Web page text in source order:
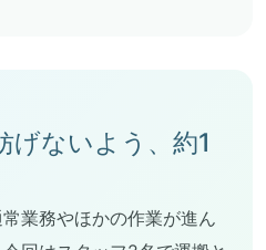
げないよう、約1
業務やほかの作業が進ん